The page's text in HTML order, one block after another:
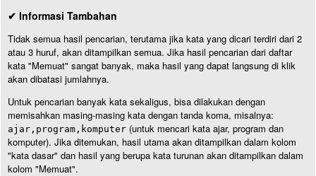
✔ Informasi Tambahan
Tidak semua hasil pencarian, terutama jika kata yang dicari terdiri dari 2
atau 3 huruf, akan ditampilkan semua. Jika hasil pencarian dari daftar
kata "Memuat" sangat banyak, maka hasil yang dapat langsung di klik
akan dibatasi jumlahnya.
Untuk pencarian banyak kata sekaligus, bisa dilakukan dengan
memisahkan masing-masing kata dengan tanda koma, misalnya:
ajar,program,komputer (untuk mencari kata ajar, program dan
komputer). Jika ditemukan, hasil utama akan ditampilkan dalam kolom
"kata dasar" dan hasil yang berupa kata turunan akan ditampilkan dalam
kolom "Memuat".